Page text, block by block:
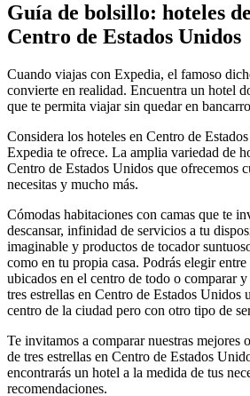
Guía de bolsillo: hoteles
Centro de Estados Unidos
Cuando viajas con Expedia, el famoso
convierte en realidad. Encuentra un hotel
que te permita viajar sin quedar en
Considera los hoteles en Centro de
Expedia te ofrece. La amplia variedad de
Centro de Estados Unidos que ofrecemos
necesitas y mucho más.
Cómodas habitaciones con camas que te
descansar, infinidad de servicios a tu
imaginable y productos de tocador
como en tu propia casa. Podrás elegir
ubicados en el centro de todo o comparar
tres estrellas en Centro de Estados Unidos
centro de la ciudad pero con otro tipo de
Te invitamos a comparar nuestras mejores
de tres estrellas en Centro de Estados
encontrarás un hotel a la medida de tus
recomendaciones.